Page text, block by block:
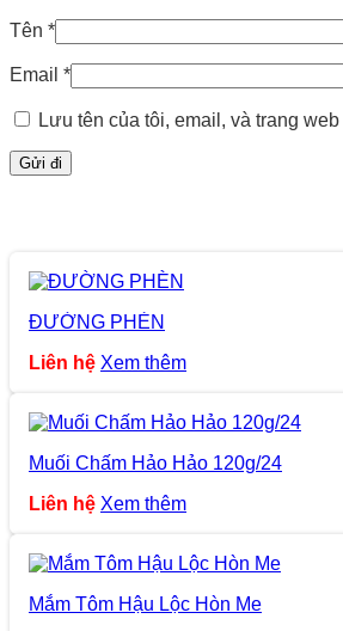
Tên *
Email *
Lưu tên của tôi, email, và trang
ĐƯỜNG PHÈN
Liên hệ Xem thêm
Muối Chấm Hảo Hảo 120g/24
Liên hệ Xem thêm
Mắm Tôm Hậu Lộc Hòn Me